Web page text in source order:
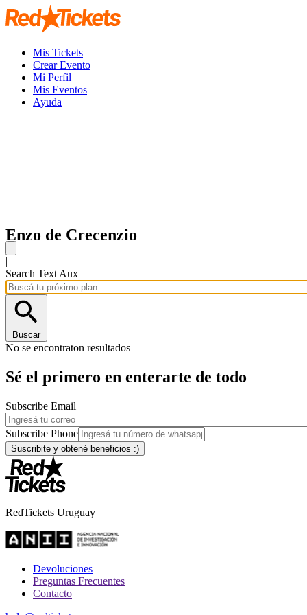
Mis Tickets
Crear Evento
Mi Perfil
Mis Eventos
Ayuda
Enzo de Crecenzio
Search Text Aux
Buscar
No se encontraton resultados
Sé el primero en enterarte de todo
Subscribe Email
Subscribe Phone
RedTickets Uruguay
Devoluciones
Preguntas Frecuentes
Contacto